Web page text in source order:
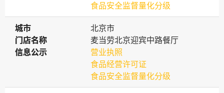
食品安全监督量化分级
城市
城市
北京市
门店名称
门店名称
麦当劳北京迎宾中路餐厅
信息公示
信息公示
营业执照
食品经营许可证
食品安全监督量化分级